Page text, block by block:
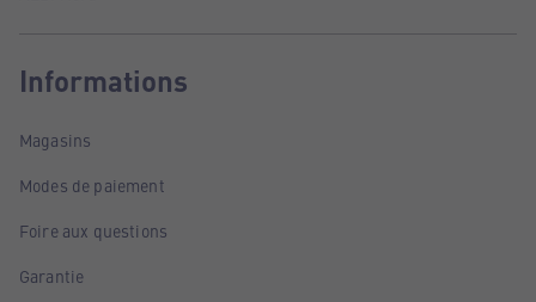
Informations
Magasins
Modes de paiement
Foire aux questions
Garantie